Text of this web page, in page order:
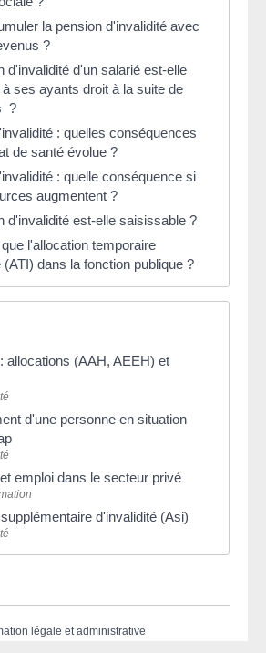
la pension d'invalidité avec
?
d'invalidité d'un salarié est-elle
ses ayants droit à la suite de
?
: quelles conséquences
de santé évolue ?
: quelle conséquence si
augmentent ?
d'invalidité est-elle saisissable ?
l'allocation temporaire
(ATI) dans la fonction publique ?
allocations (AAH, AEEH) et
d'une personne en situation
emploi dans le secteur privé
d'invalidité (Asi)
légale et administrative